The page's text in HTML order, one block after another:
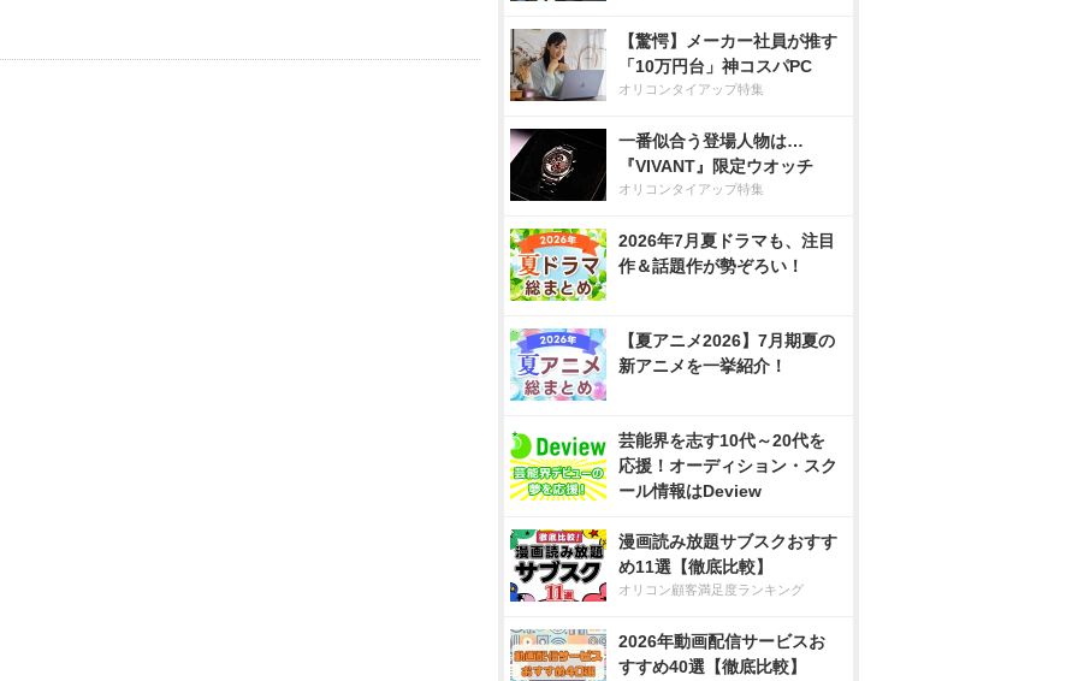
【驚愕】メーカー社員が推す
「10万円台」神コスパPC
オリコンタイアップ特集
一番似合う登場人物は…
『VIVANT』限定ウオッチ
オリコンタイアップ特集
2026年7月夏ドラマも、注目
作＆話題作が勢ぞろい！
【夏アニメ2026】7月期夏の
新アニメを一挙紹介！
芸能界を志す10代～20代を
応援！オーディション・スク
ール情報はDeview
漫画読み放題サブスクおすす
め11選【徹底比較】
オリコン顧客満足度ランキング
2026年動画配信サービスお
すすめ40選【徹底比較】